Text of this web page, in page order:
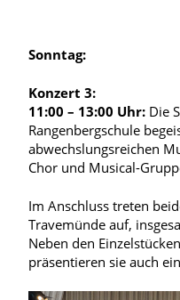
Sonntag:
Konzert 3:
11:00 – 13:00 Uhr: Die
Rangenbergschule
abwechslungsreichen
Chor und Musical-
Im Anschluss treten
Travemünde auf,
Neben den
präsentieren sie auch